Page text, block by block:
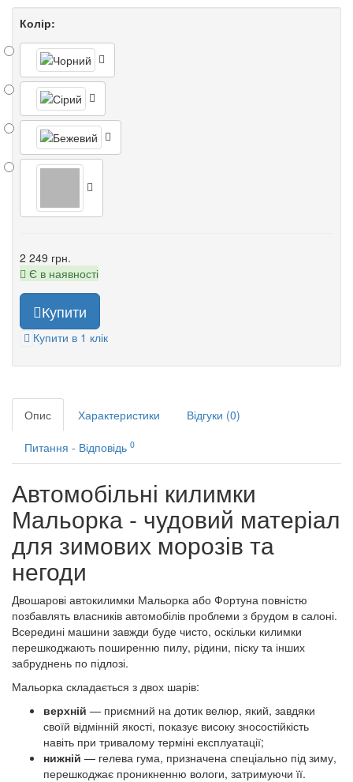
Колір:
2 249 грн.
Є в наявності
Купити
Купити в 1 клік
Опис Характеристики Відгуки (0)
Питання - Відповідь 0
Автомобільні килимки
Мальорка - чудовий матеріал
для зимових морозів та
негоди
Двошарові автокилимки Мальорка або Фортуна повністю
позбавлять власників автомобілів проблеми з брудом в салоні.
Всередині машини завжди буде чисто, оскільки килимки
перешкоджають поширенню пилу, рідини, піску та інших
забруднень по підлозі.
Мальорка складається з двох шарів:
верхній — приємний на дотик велюр, який, завдяки
своїй відмінній якості, показує високу зносостійкість
навіть при тривалому терміні експлуатації;
нижній — гелева гума, призначена спеціально під зиму,
перешкоджає проникненню вологи, затримуючи її.